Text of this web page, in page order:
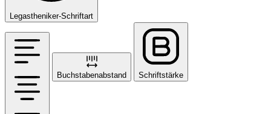
Legastheniker-Schriftart
Buchstabenabstand Schriftstärke